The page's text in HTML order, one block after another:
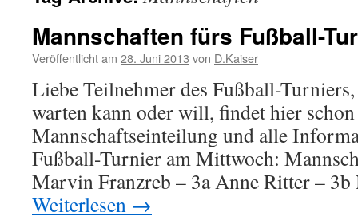
Mannschaften fürs Fußball-
Veröffentlicht am 28. Juni 2013 von D.Kaiser
Liebe Teilnehmer des Fußball-
warten kann oder will, findet hier
Mannschaftseinteilung und alle
Fußball-Turnier am Mittwoch:
Marvin Franzreb – 3a Anne Ritter –
Weiterlesen →